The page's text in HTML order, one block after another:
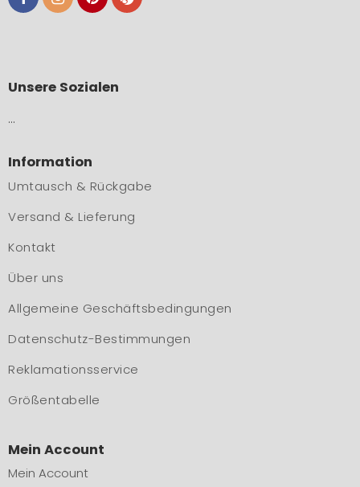
Unsere Sozialen
…
Information
Umtausch & Rückgabe
Versand & Lieferung
Kontakt
Über uns
Allgemeine Geschäftsbedingungen
Datenschutz-Bestimmungen
Reklamationsservice
Größentabelle
Mein Account
Mein Account